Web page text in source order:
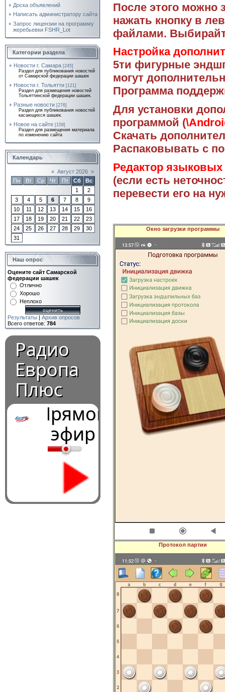
Доска объявлений
Написать администратору сайта
Запрос лицензии на программу
жеребьевки FSHR_Lot
Категории раздела
Новости г. Самара [245]
Раздел для публикования новостей
от Самарской федерации шашек
Новости г. Тольятти [121]
Раздел для размещения новостей
Тольяттинской федерации шашек.
Разные новости [276]
Раздел для публикования новостей
касающихся шашек.
Новое на сайте [159]
Раздел для размещения материала
по изменению сайта
Календарь
« Август 2026 »
Пн
Вт Ср Чт Пт Сб
Вс
1
2
3
4 5 6 7 8
9
10
11 12 13 14 15
16
17
18 19 20 21 22
23
24
25 26 27 28 29
30
31
Наш опрос
Оцените сайт Самарской
федерации шашек
Отлично
Хорошо
Неплохо
Результаты | Архив опросов
Всего ответов: 784
Радио
Европа
Плюс
Прямой
эфир
После этого можно
нажать кнопку в
файлами.
Настройка
5ти фигурные
могут
Программа
Для установки
программой (
Скачать
Распаковывать с
Редактор
(если есть
перевести его на
Окно загрузки программы
Протокол партии